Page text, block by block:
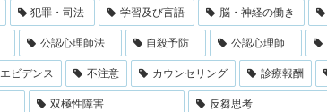
犯罪・司法 学習及び言語 脳・神経の働き
公認心理師法 自殺予防 公認心理師
エビデンス 不注意 カウンセリング 診療報酬
双極性障害 反芻思考